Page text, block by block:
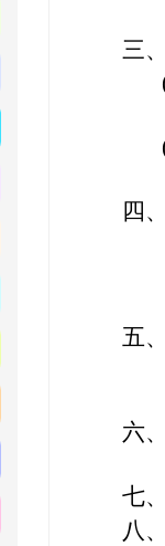
三、
四、
五、
六、
七、
八、